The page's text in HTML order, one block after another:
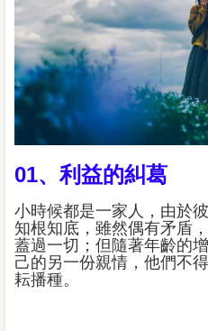
01、利益的糾葛
小時候都是一家人，由於
知根知底，雖然偶有矛盾
蓋過一切；但隨著年齡的
己的另一份親情，他們不
耘播種。